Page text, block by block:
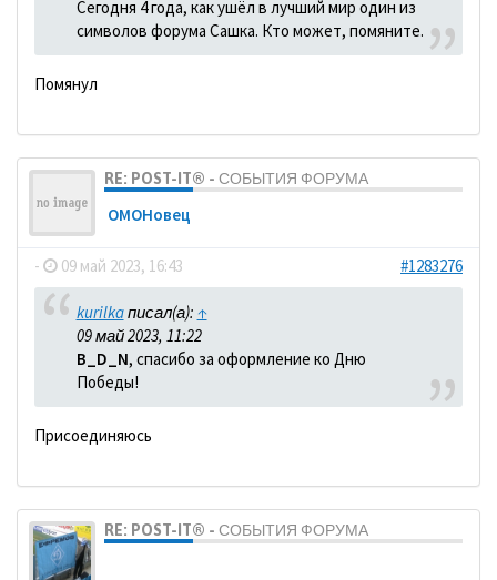
Сегодня 4 года, как ушёл в лучший мир один из
символов форума Сашка. Кто может, помяните.
Помянул
RE: POST-IT® - СОБЫТИЯ ФОРУМА
ОМОНовец
- 09 май 2023, 16:43 #1283276
kurilkaписал(а): ↑
09 май 2023, 11:22
B_D_N, спасибо за оформление ко Дню
Победы!
Присоединяюсь
RE: POST-IT® - СОБЫТИЯ ФОРУМА